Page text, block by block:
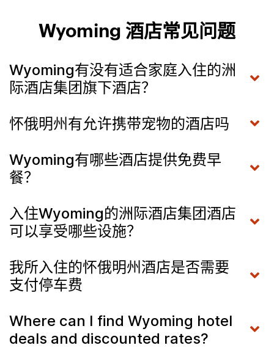
Wyoming 酒店常见问题
Wyoming有没有适合家庭入住的洲
际酒店集团旗下酒店？
怀俄明州有允许携带宠物的酒店吗
Wyoming有哪些酒店提供免费早
餐？
入住Wyoming的洲际酒店集团酒店
可以享受哪些设施？
我所入住的怀俄明州酒店是否需要
支付停车费
Where can I find Wyoming hotel
deals and discounted rates?